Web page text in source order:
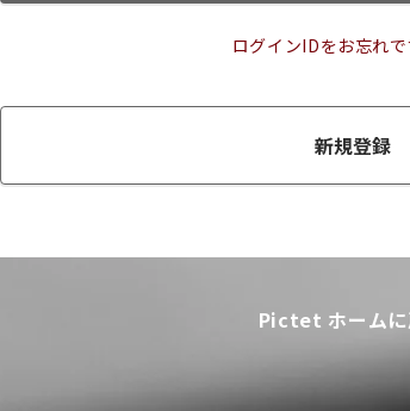
ログインIDをお忘れで
新規登録
Pictet ホームに